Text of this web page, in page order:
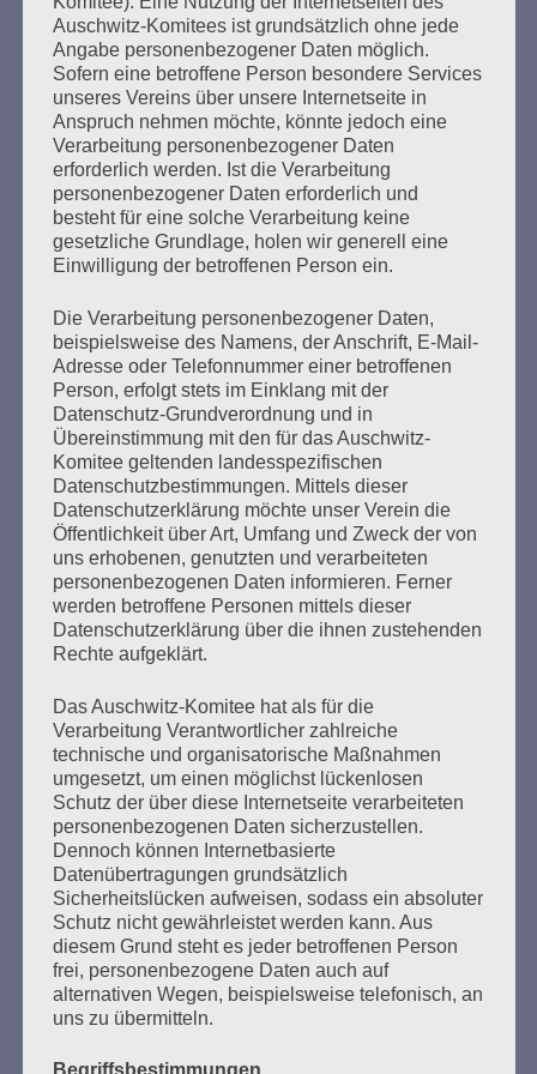
mehr ...
SCHLUSSWORT von Esther Bejarano
anlässlich der Veranstaltung des
Auschwitz-Komitees
Erstellt am24. Januar 2021
76 Jahre nach der Befreiung des KZ Auschwitz durch die
Rote Armee am 27. Januar 1945 Liebe Freundinnen und
Freunde, trotz Abstand in Corona-Zeiten sind wir uns so
nah – und ihr könnt hier immer wieder mal bei uns
reinschauen und uns online treffen. 2020 war ein
Morddrohungen…
mehr ...
Seitennummerierung
der
Beiträge
Zurück 16 Weiter
Auschwitz-Komitees ist grundsätzlich ohne jede
Angabe personenbezogener Daten möglich.
Sofern eine betroffene Person besondere Services
unseres Vereins über unsere Internetseite in
Anspruch nehmen möchte, könnte jedoch eine
Verarbeitung personenbezogener Daten
erforderlich werden. Ist die Verarbeitung
personenbezogener Daten erforderlich und
besteht für eine solche Verarbeitung keine
gesetzliche Grundlage, holen wir generell eine
Einwilligung der betroffenen Person ein.
Die Verarbeitung personenbezogener Daten,
beispielsweise des Namens, der Anschrift, E-Mail-
Adresse oder Telefonnummer einer betroffenen
Person, erfolgt stets im Einklang mit der
Datenschutz-Grundverordnung und in
Übereinstimmung mit den für das Auschwitz-
Komitee geltenden landesspezifischen
Datenschutzbestimmungen. Mittels dieser
Datenschutzerklärung möchte unser Verein die
Öffentlichkeit über Art, Umfang und Zweck der von
uns erhobenen, genutzten und verarbeiteten
personenbezogenen Daten informieren. Ferner
werden betroffene Personen mittels dieser
Datenschutzerklärung über die ihnen zustehenden
Rechte aufgeklärt.
Das Auschwitz-Komitee hat als für die
Verarbeitung Verantwortlicher zahlreiche
technische und organisatorische Maßnahmen
umgesetzt, um einen möglichst lückenlosen
Schutz der über diese Internetseite verarbeiteten
personenbezogenen Daten sicherzustellen.
Dennoch können Internetbasierte
Datenübertragungen grundsätzlich
Sicherheitslücken aufweisen, sodass ein absoluter
Schutz nicht gewährleistet werden kann. Aus
diesem Grund steht es jeder betroffenen Person
frei, personenbezogene Daten auch auf
alternativen Wegen, beispielsweise telefonisch, an
uns zu übermitteln.
Begriffsbestimmungen